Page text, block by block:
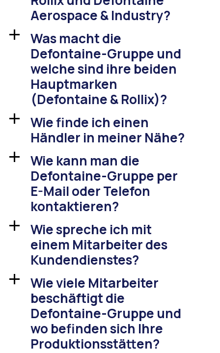
Aerospace & Industry?
a
Was macht die
Defontaine-Gruppe und
welche sind ihre beiden
Hauptmarken
(Defontaine & Rollix)?
a
Wie finde ich einen
Händler in meiner Nähe?
a
Wie kann man die
Defontaine-Gruppe per
E-Mail oder Telefon
kontaktieren?
a
Wie spreche ich mit
einem Mitarbeiter des
Kundendienstes?
a
Wie viele Mitarbeiter
beschäftigt die
Defontaine-Gruppe und
wo befinden sich Ihre
Produktionsstätten?